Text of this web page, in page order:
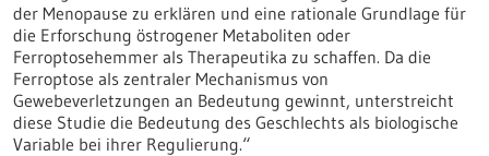
der Menopause zu erklären und eine rationale Grundlage für
die Erforschung östrogener Metaboliten oder
Ferroptosehemmer als Therapeutika zu schaffen. Da die
Ferroptose als zentraler Mechanismus von
Gewebeverletzungen an Bedeutung gewinnt, unterstreicht
diese Studie die Bedeutung des Geschlechts als biologische
Variable bei ihrer Regulierung.“